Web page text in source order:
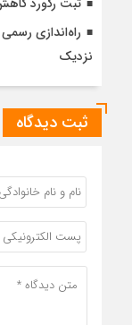
راه‌اندازی
نزدیک
ثبت دیدگاه